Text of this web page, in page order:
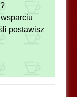
postawisz